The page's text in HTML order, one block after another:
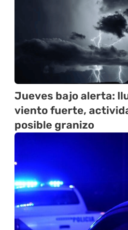
Jueves bajo alerta:
viento fuerte,
posible granizo